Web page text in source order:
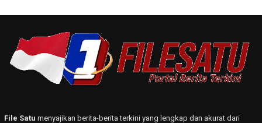
File Satu menyajikan berita-berita terkini yang lengkap dan akurat dari